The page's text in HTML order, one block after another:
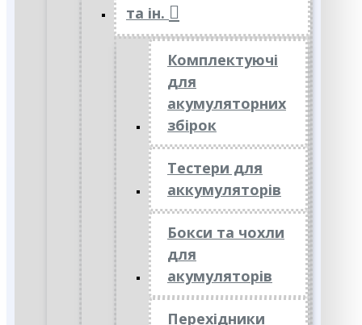
та ін.
Комплектуючі
для
акумуляторних
збірок
Тестери для
аккумуляторів
Бокси та чохли
для
акумуляторів
Перехідники